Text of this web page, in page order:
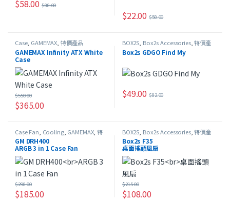
$58.00 $88.00
$22.00 $58.00
此產品有多種款式。 可在產品頁
Case, GAMEMAX 特價產品
GAMEMAX Infinity ATX White
Case
$365.00
$550.00
BOX2S Box2s Accessories,特價產
Box2s GDGO Find My
$49.00 $82.00
此產品有多種款式。 可在產品頁
Case Fan Cooling, GAMEMAX,特
價產品
GM DRH400
ARGB 3 in 1 Case Fan
$185.00
$298.00
BOX2S Box2s Accessories,特價產
品
Box2s F35
桌面搖頭風扇
$108.00
$215.00